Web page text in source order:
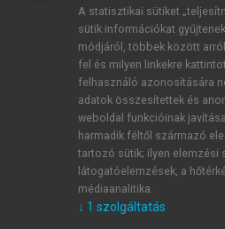
ÚJ FIÓK
1 óra díjmentes hozzáférés
E-MAIL-CÍM
A statisztikai sütiket
sütik információkat
módjáról, többek között
fel és milyen linkekre
felhasználó azonosítására
adatok összesítettek és
weboldal funkcióinak
harmadik féltől származó
tartozó sütik; ilyen elemzési
látogatóelemzések, a
médiaanalitika.
↓ 1 szolgáltatás